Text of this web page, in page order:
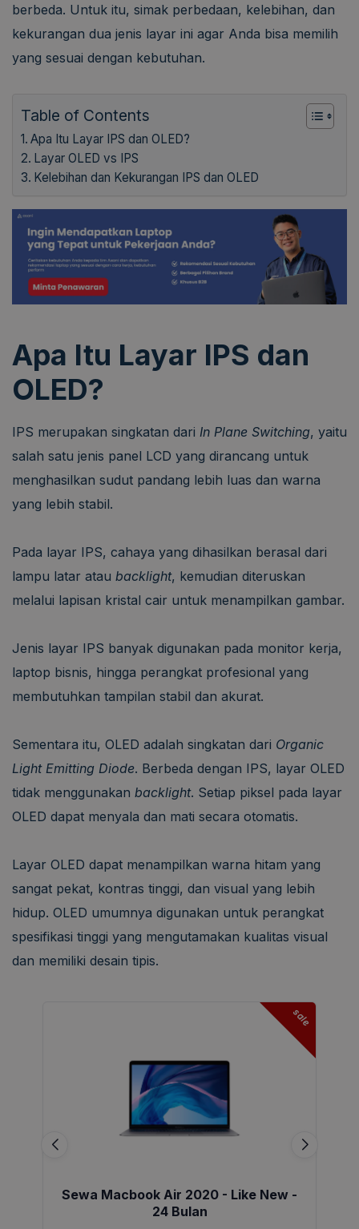
berbeda. Untuk itu, simak perbedaan, kelebihan, dan
kekurangan dua jenis layar ini agar Anda bisa memilih
yang sesuai dengan kebutuhan.
Table of Contents
Apa Itu Layar IPS dan OLED?
Layar OLED vs IPS
Kelebihan dan Kekurangan IPS dan OLED
Apa Itu Layar IPS dan
OLED?
IPS merupakan singkatan dari In Plane Switching, yaitu
salah satu jenis panel LCD yang dirancang untuk
menghasilkan sudut pandang lebih luas dan warna
yang lebih stabil.
Pada layar IPS, cahaya yang dihasilkan berasal dari
lampu latar atau backlight, kemudian diteruskan
melalui lapisan kristal cair untuk menampilkan gambar.
Jenis layar IPS banyak digunakan pada monitor kerja,
laptop bisnis, hingga perangkat profesional yang
membutuhkan tampilan stabil dan akurat.
Sementara itu, OLED adalah singkatan dari Organic
Light Emitting Diode. Berbeda dengan IPS, layar OLED
tidak menggunakan backlight. Setiap piksel pada layar
OLED dapat menyala dan mati secara otomatis.
Layar OLED dapat menampilkan warna hitam yang
sangat pekat, kontras tinggi, dan visual yang lebih
hidup. OLED umumnya digunakan untuk perangkat
spesifikasi tinggi yang mengutamakan kualitas visual
dan memiliki desain tipis.
sale
Sewa Macbook Air 2020 - Like New -
24 Bulan